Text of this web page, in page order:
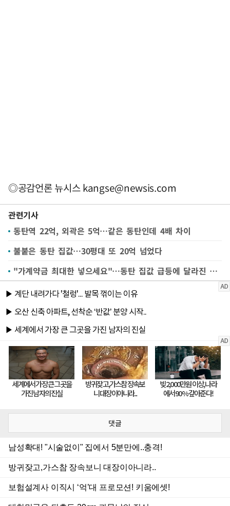
◎공감언론 뉴시스kangse@newsis.com
관련기사
동탄역 22억, 외곽은 5억…같은 동탄인데 4배 차이
불붙은 동탄 집값…30평대 또 20억 넘었다
"가계약금 최대한 넣으세요"…동탄 집값 급등에 달라진 매매 풍경
댓글